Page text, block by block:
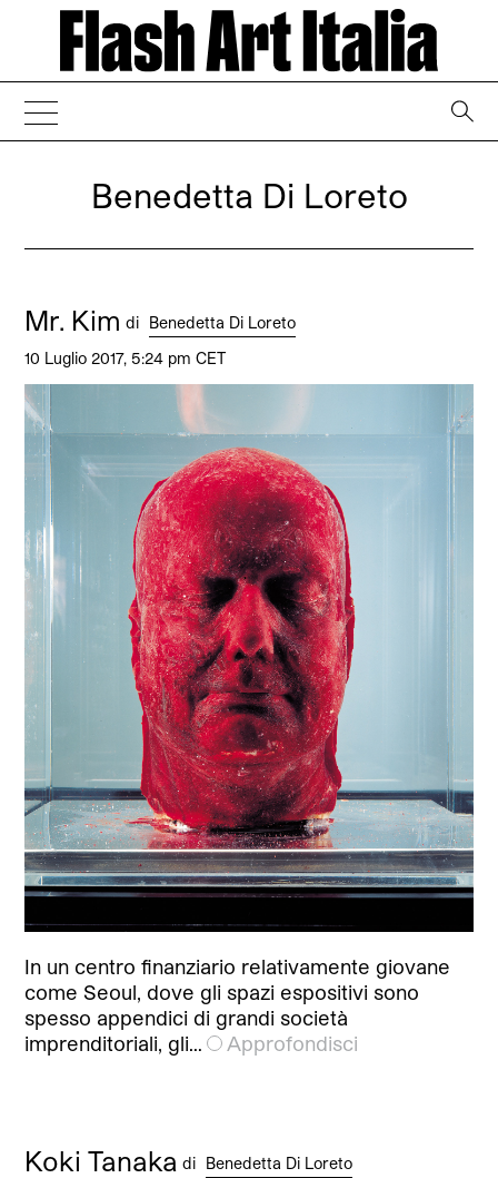
Benedetta Di Loreto
Mr. Kim di Benedetta Di Loreto
10 Luglio 2017, 5:24 pm CET
In un centro finanziario relativamente giovane
come Seoul, dove gli spazi espositivi sono
spesso appendici di grandi società
imprenditoriali, gli…
Approfondisci
Koki Tanaka di Benedetta Di Loreto